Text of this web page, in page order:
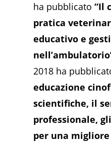
ha pubblicato“Il
pratica
educativo e
2018 ha
educazione
scientifiche, il
professionale,
per una